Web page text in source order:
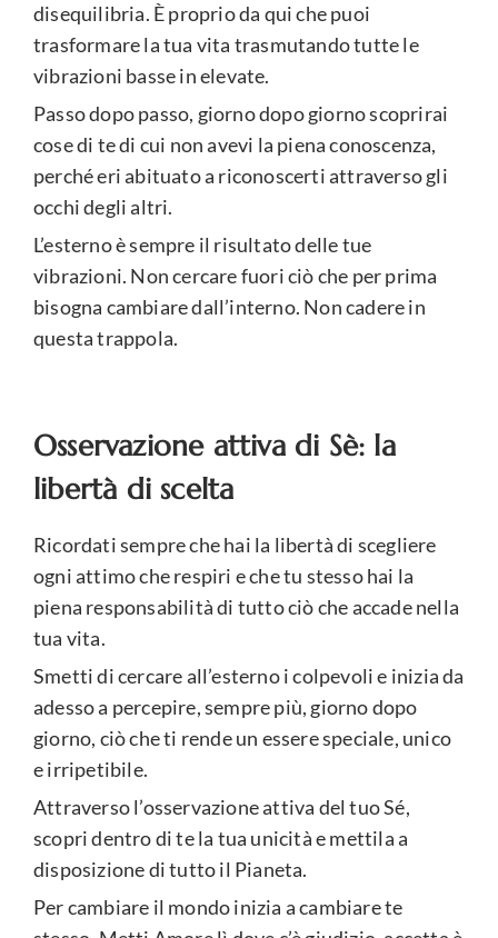
disequilibria. È proprio da qui che puoi
trasformare la tua vita trasmutando tutte le
vibrazioni basse in elevate.
Passo dopo passo, giorno dopo giorno scoprirai
cose di te di cui non avevi la piena conoscenza,
perché eri abituato a riconoscerti attraverso gli
occhi degli altri.
L’esterno è sempre il risultato delle tue
vibrazioni. Non cercare fuori ciò che per prima
bisogna cambiare dall’interno. Non cadere in
questa trappola.
Osservazione attiva di Sè: la
libertà di scelta
Ricordati sempre che hai la libertà di scegliere
ogni attimo che respiri e che tu stesso hai la
piena responsabilità di tutto ciò che accade nella
tua vita.
Smetti di cercare all’esterno i colpevoli e inizia da
adesso a percepire, sempre più, giorno dopo
giorno, ciò che ti rende un essere speciale, unico
e irripetibile.
Attraverso l’osservazione attiva del tuo Sé,
scopri dentro di te la tua unicità e mettila a
disposizione di tutto il Pianeta.
Per cambiare il mondo inizia a cambiare te